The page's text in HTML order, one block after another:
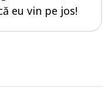
eu vin pe jos!